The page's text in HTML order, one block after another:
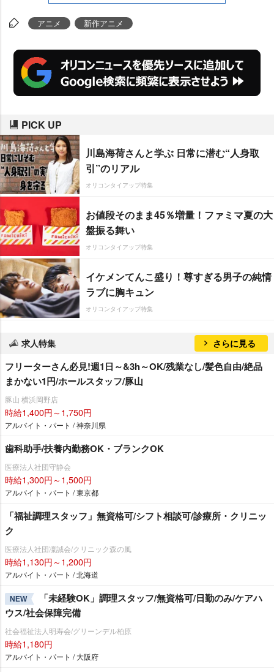
アニメ 新作アニメ
PICK UP
川島海荷さんと学ぶ 日常に潜む“人身取
引”のリアル
オリコンタイアップ特集
お値段そのまま45％増量！ファミマ夏の大
盤振る舞い
オリコンタイアップ特集
イケメンてんこ盛り！尊すぎる男子の純情
ラブに胸キュン
オリコンタイアップ特集
求人特集 さらに見る
フリーターさん必見!週1日～&3h～OK/残業なし/髪色自由/絶品
まかない1円/ホールスタッフ/豚山
豚山 横浜岡野店
時給1,400円～1,750円
アルバイト・パート / 神奈川県
歯科助手/扶養内勤務OK・ブランクOK
医療法人社団守静会
時給1,300円～1,500円
アルバイト・パート / 東京都
「福祉調理スタッフ」無資格可/シフト相談可/診療所・クリニッ
ク
医療法人社団凜誠会/クリニック森の風
時給1,130円～1,200円
アルバイト・パート / 北海道
NEW
「未経験OK」調理スタッフ/無資格可/日勤のみ/ケアハ
ウス/社会保障完備
社会福祉法人明寿会/グリーンデル柏原
時給1,180円
アルバイト・パート / 大阪府